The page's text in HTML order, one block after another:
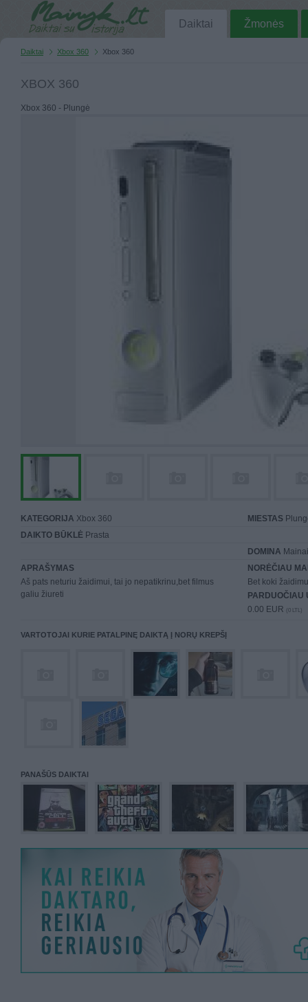
Daiktai Žmonės
Daiktai Xbox 360 Xbox 360
XBOX 360
Xbox 360 - Plungė
KATEGORIJA Xbox 360 MIESTAS
DAIKTO BŪKLĖ Prasta
DOMINA
APRAŠYMAS
Aš pats neturiu žaidimui, tai jo nepatikrinu,bet filmus
galiu žiureti
NORĖČIAU
Bet koki
PARDUOČIAU
0.00 EUR (0 LTL)
VARTOTOJAI KURIE PATALPINĘ DAIKTĄ Į NORŲ KREPŠĮ
PANAŠŪS DAIKTAI